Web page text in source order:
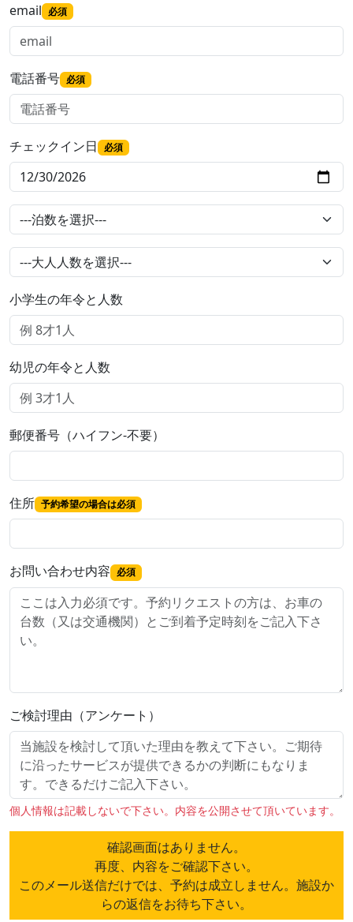
email 必須
電話番号 必須
チェックイン日 必須
小学生の年令と人数
幼児の年令と人数
郵便番号（ハイフン-不要）
住所 予約希望の場合は必須
お問い合わせ内容 必須
ご検討理由（アンケート）
個人情報は記載しないで下さい。内容を公開させて頂いています。
確認画面はありません。
再度、内容をご確認下さい。
このメール送信だけでは、予約は成立しません。施設か
らの返信をお待ち下さい。